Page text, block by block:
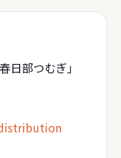
日部つむぎ」